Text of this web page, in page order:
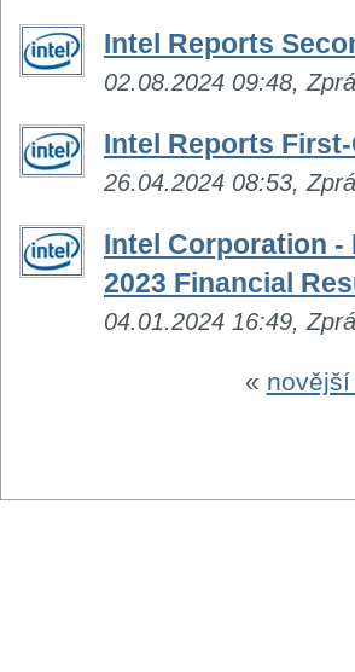
Intel Reports
02.08.2024 09:48,
Intel Reports
26.04.2024 08:53,
Intel Corporation -
2023 Financial
04.01.2024 16:49,
«